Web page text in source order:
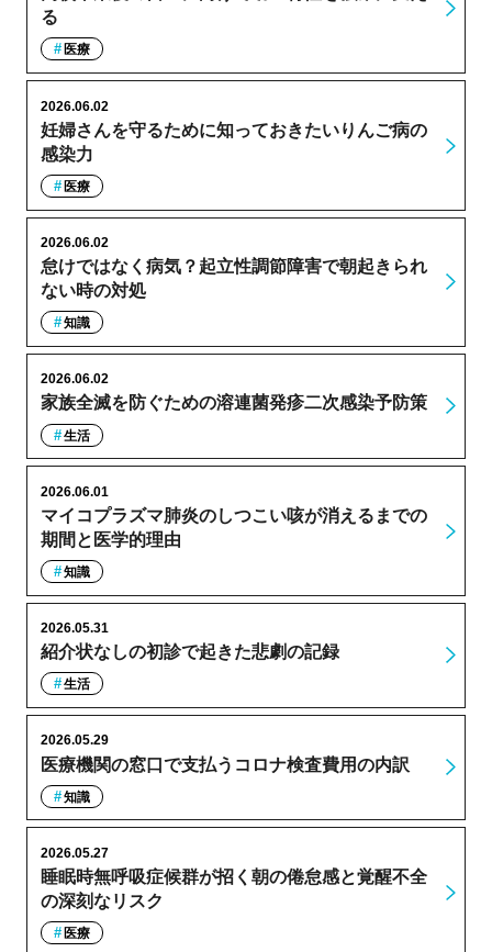
る
医療
妊婦さんを守るために知っておきたいりんご病の
感染力
2026.06.02
医療
怠けではなく病気？起立性調節障害で朝起きられ
ない時の対処
2026.06.02
知識
家族全滅を防ぐための溶連菌発疹二次感染予防策
2026.06.02
生活
マイコプラズマ肺炎のしつこい咳が消えるまでの
期間と医学的理由
2026.06.01
知識
紹介状なしの初診で起きた悲劇の記録
2026.05.31
生活
医療機関の窓口で支払うコロナ検査費用の内訳
2026.05.29
知識
睡眠時無呼吸症候群が招く朝の倦怠感と覚醒不全
の深刻なリスク
2026.05.27
医療